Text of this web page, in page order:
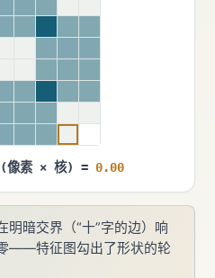
像素 × 核) = 0.00
明暗交界（“十”字的边）响
——特征图勾出了形状的轮